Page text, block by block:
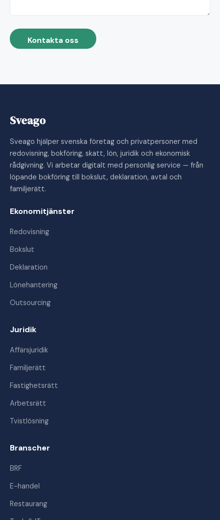
Kontakta oss
Sveago
Sveago hjälper svenska företag och privatpersoner med
redovisning, bokföring, skatt, lön, juridik och ekonomisk
rådgivning. Vi arbetar digitalt med personlig service — från
löpande bokföring till bokslut, deklaration, avtal och
familjerätt.
Ekonomitjänster
Redovisning
Bokslut
Deklaration
Lönehantering
Outsourcing
Juridik
Affärsjuridik
Familjerätt
Fastighetsrätt
Arbetsrätt
Tvistlösning
Branscher
BRF
E-handel
Restaurang